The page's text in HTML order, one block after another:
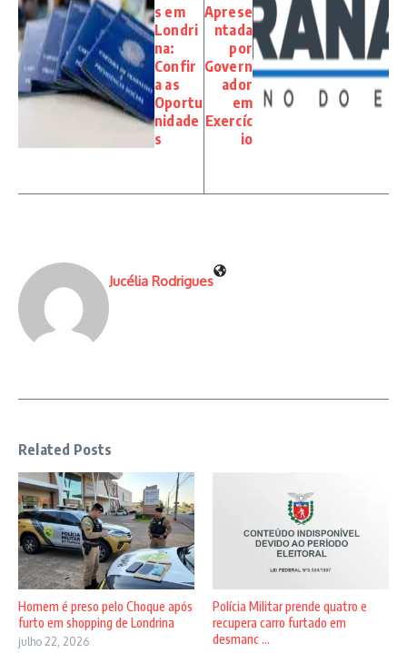
s em
Londri
na:
Confir
a as
Oportu
nidade
s
Aprese
ntada
por
Govern
ador
em
Exercíc
io
Jucélia Rodrigues
Related Posts
Homem é preso pelo Choque após
furto em shopping de Londrina
julho 22, 2026
Polícia Militar prende quatro e
recupera carro furtado em
desmanc ...